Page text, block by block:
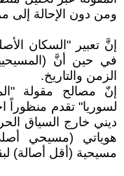
ومن دون الإحالة إلى
إنَّ تعبير "السكان
في حين أنَّ
الزمن والتاريخ.
إنّ مصالح مقولة
لسوريا" تقدم منظوراً
ديني خارج السياق
هوياتي (مسيحي
مسيحية (أقل أصالة)